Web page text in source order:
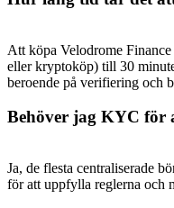
Att köpa Velodrome
eller kryptoköp) till 30
beroende på verifiering och
Behöver jag KYC för
Ja, de flesta centraliserade
för att uppfylla reglerna och